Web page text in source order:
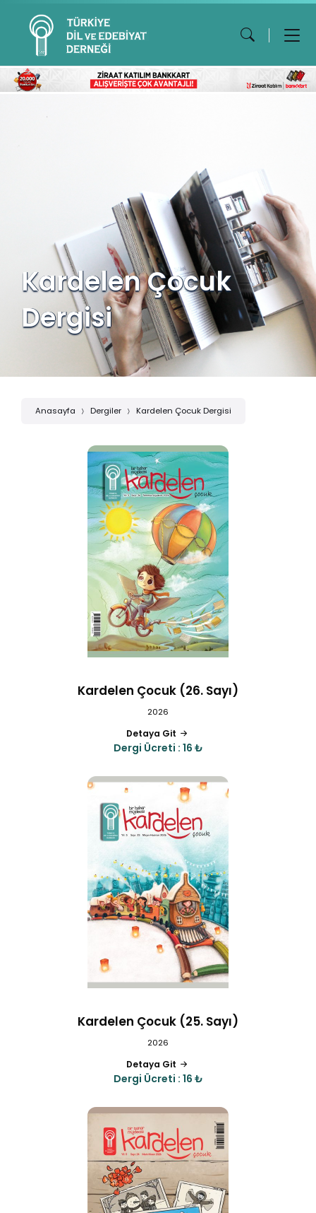
Kardelen Çocuk
Dergisi
Anasayfa Dergiler Kardelen Çocuk Dergisi
Kardelen Çocuk (26. Sayı)
2026
Detaya Git
Dergi Ücreti : 16 ₺
Kardelen Çocuk (25. Sayı)
2026
Detaya Git
Dergi Ücreti : 16 ₺